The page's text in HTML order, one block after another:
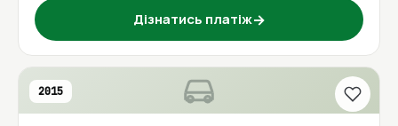
Дізнатись платіж→
2015